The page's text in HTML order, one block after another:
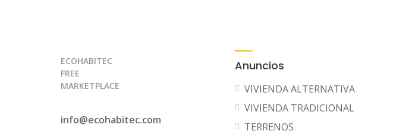
ECOHABITEC
FREE
MARKETPLACE
info@ecohabitec.com
Anuncios
VIVIENDA ALTERNATIVA
VIVIENDA TRADICIONAL
TERRENOS